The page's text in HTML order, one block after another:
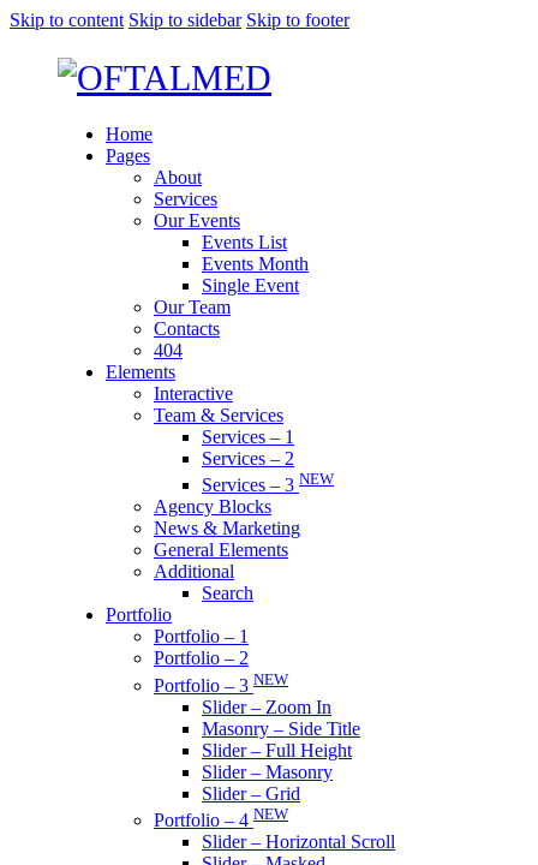
Skip to content Skip to sidebar Skip to footer
Home
Pages
About
Services
Our Events
Events List
Events Month
Single Event
Our Team
Contacts
404
Elements
Interactive
Team & Services
Services – 1
Services – 2
Services – 3 NEW
Agency Blocks
News & Marketing
General Elements
Additional
Search
Portfolio
Portfolio – 1
Portfolio – 2
Portfolio – 3 NEW
Slider – Zoom In
Masonry – Side Title
Slider – Full Height
Slider – Masonry
Slider – Grid
Portfolio – 4 NEW
Slider – Horizontal Scroll